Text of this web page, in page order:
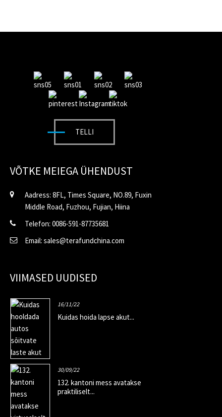
TELLI
VÕTKE MEIEGA ÜHENDUST
Aadress: 8FL, Times Square, NO.89, Fuxin
Middle Road, Fuzhou, Fujian, Hiina
Telefon: 0086-591-87735681
Email: sales@terafundchina.com
VIIMASED UUDISED
16/11/22
Kuidas hoida lapse akut...
30/09/22
132. kantoni mess avatakse
praktiliselt...